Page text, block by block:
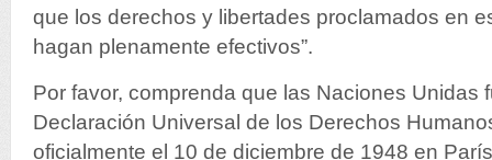
que los derechos y libertades proclamados en
hagan plenamente efectivos”.
Por favor, comprenda que las Naciones Unidas
Declaración Universal de los Derechos
oficialmente el 10 de diciembre de 1948 en